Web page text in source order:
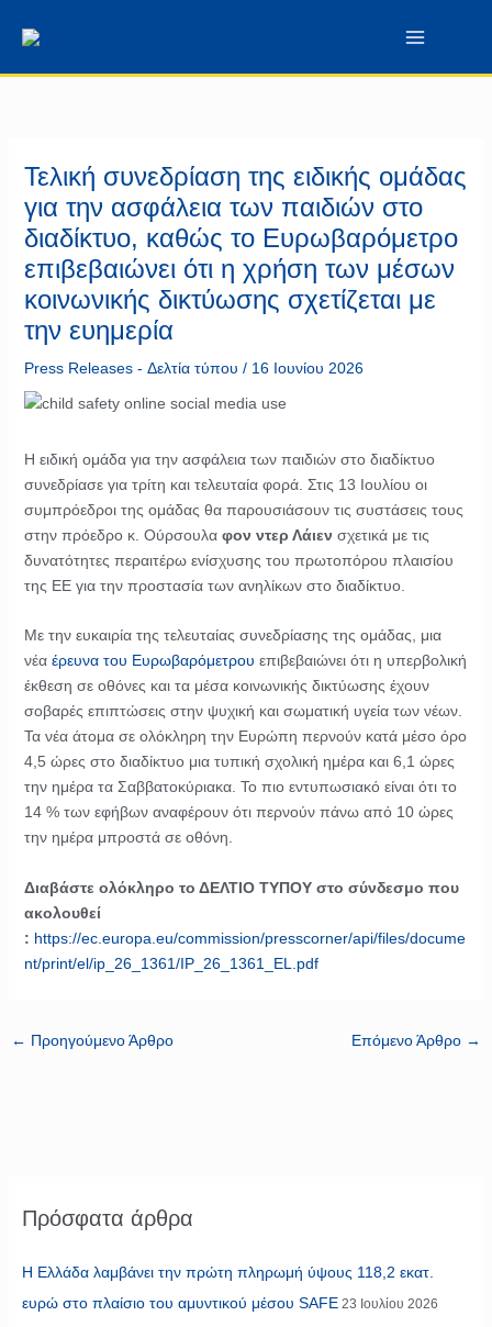
περιεχόμενο
στο
Τελική συνεδρίαση της ειδικής ομάδας
για την ασφάλεια των παιδιών στο
διαδίκτυο, καθώς το Ευρωβαρόμετρο
επιβεβαιώνει ότι η χρήση των μέσων
κοινωνικής δικτύωσης σχετίζεται με
την ευημερία
Press Releases - Δελτία τύπου / 16 Ιουνίου 2026
Η ειδική ομάδα για την ασφάλεια των παιδιών στο διαδίκτυο
συνεδρίασε για τρίτη και τελευταία φορά. Στις 13 Ιουλίου οι
συμπρόεδροι της ομάδας θα παρουσιάσουν τις συστάσεις τους
στην πρόεδρο κ. Ούρσουλα φον ντερ Λάιεν σχετικά με τις
δυνατότητες περαιτέρω ενίσχυσης του πρωτοπόρου πλαισίου
της ΕΕ για την προστασία των ανηλίκων στο διαδίκτυο.
Με την ευκαιρία της τελευταίας συνεδρίασης της ομάδας, μια
νέα έρευνα του Ευρωβαρόμετρου επιβεβαιώνει ότι η υπερβολική
έκθεση σε οθόνες και τα μέσα κοινωνικής δικτύωσης έχουν
σοβαρές επιπτώσεις στην ψυχική και σωματική υγεία των νέων.
Τα νέα άτομα σε ολόκληρη την Ευρώπη περνούν κατά μέσο όρο
4,5 ώρες στο διαδίκτυο μια τυπική σχολική ημέρα και 6,1 ώρες
την ημέρα τα Σαββατοκύριακα. Το πιο εντυπωσιακό είναι ότι το
14 % των εφήβων αναφέρουν ότι περνούν πάνω από 10 ώρες
την ημέρα μπροστά σε οθόνη.
Διαβάστε ολόκληρο το ΔΕΛΤΙΟ ΤΥΠΟΥ στο σύνδεσμο που
ακολουθεί
: https://ec.europa.eu/commission/presscorner/api/files/docume
nt/print/el/ip_26_1361/IP_26_1361_EL.pdf
← Προηγούμενο Άρθρο Επόμενο Άρθρο →
Πρόσφατα άρθρα
Η Ελλάδα λαμβάνει την πρώτη πληρωμή ύψους 118,2 εκατ.
ευρώ στο πλαίσιο του αμυντικού μέσου SAFE 23 Ιουλίου 2026